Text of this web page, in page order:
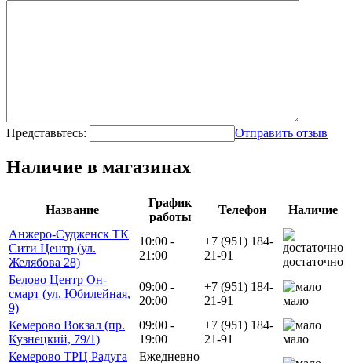
Представьтесь: Отправить отзыв
Наличие в магазинах
Название
График
работы
Телефон
Наличие
Анжеро-Судженск ТК
Сити Центр (ул.
Желябова 28)
10:00 -
21:00
+7 (951) 184-
21-91
достаточно
Белово Центр Он-
смарт (ул. Юбилейная,
9)
09:00 -
20:00
+7 (951) 184-
21-91
мало
Кемерово Вокзал (пр.
Кузнецкий, 79/1)
09:00 -
19:00
+7 (951) 184-
21-91
мало
Кемерово ТРЦ Радуга
Ежедневно